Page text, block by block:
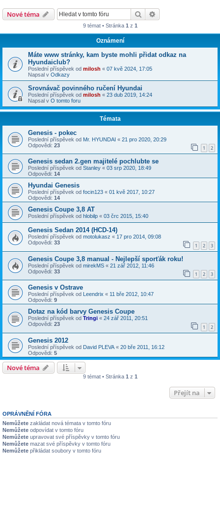
Nové téma Hledat
9 témat • Stránka 1 z 1
Oznámení
Máte www stránky, kam byste mohli přidat odkaz na
Hyundaiclub?
Poslední příspěvek od milosh « 07 kvě 2024, 17:05
Napsal v Odkazy
Srovnávač povinného ručení Hyundai
Poslední příspěvek od milosh « 23 dub 2019, 14:24
Napsal v O tomto foru
Témata
Genesis - pokec
Poslední příspěvek od Mr. HYUNDAI « 21 pro 2020, 20:29
Odpovědi: 23 1 2
Genesis sedan 2.gen majitelé pochlubte se
Poslední příspěvek od Stanley « 03 srp 2020, 18:49
Odpovědi: 14
Hyundai Genesis
Poslední příspěvek od focin123 « 01 kvě 2017, 10:27
Odpovědi: 14
Genesis Coupe 3,8 AT
Poslední příspěvek od hlobilp « 03 črc 2015, 15:40
Genesis Sedan 2014 (HCD-14)
Poslední příspěvek od motolukasz « 17 pro 2014, 09:08
Odpovědi: 33 1 2 3
Genesis Coupe 3,8 manual - Nejlepší sporťák roku!
Poslední příspěvek od mirekMS « 21 zář 2012, 11:46
Odpovědi: 33 1 2 3
Genesis v Ostrave
Poslední příspěvek od Leendrix « 11 bře 2012, 10:47
Odpovědi: 9
Dotaz na kód barvy Genesis Coupe
Poslední příspěvek od Tringi « 24 zář 2011, 20:51
Odpovědi: 23 1 2
Genesis 2012
Poslední příspěvek od David PLEVA « 20 bře 2011, 16:12
Odpovědi: 5
Nové téma
9 témat • Stránka 1 z 1
Přejít na
OPRÁVNĚNÍ FÓRA
Nemůžete zakládat nová témata v tomto fóru
Nemůžete odpovídat v tomto fóru
Nemůžete upravovat své příspěvky v tomto fóru
Nemůžete mazat své příspěvky v tomto fóru
Nemůžete přikládat soubory v tomto fóru